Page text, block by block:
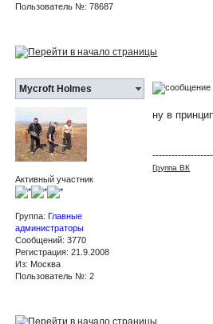
Пользователь №: 78687
Mycroft Holmes
Активный участник
Группа:Главные
администраторы
Сообщений: 3770
Регистрация: 21.9.2008
Из: Москва
Пользователь №: 2
ну в
Группа ВК